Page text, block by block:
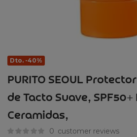
PURITO SEOUL
de Tacto Suave, SPF50+
Ceramidas,
Dto. -40%
0 customer reviews